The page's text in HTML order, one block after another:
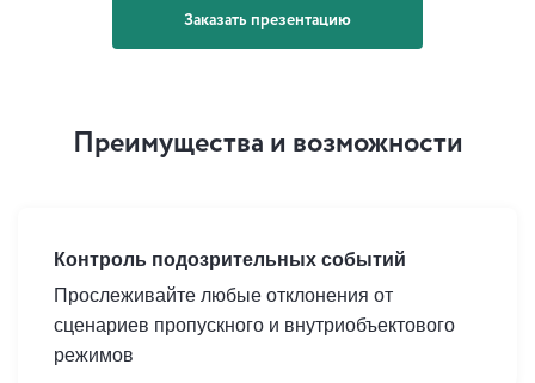
Заказать презентацию
Преимущества и возможности
Контроль подозрительных событий
Прослеживайте любые отклонения от
сценариев пропускного и внутриобъектового
режимов